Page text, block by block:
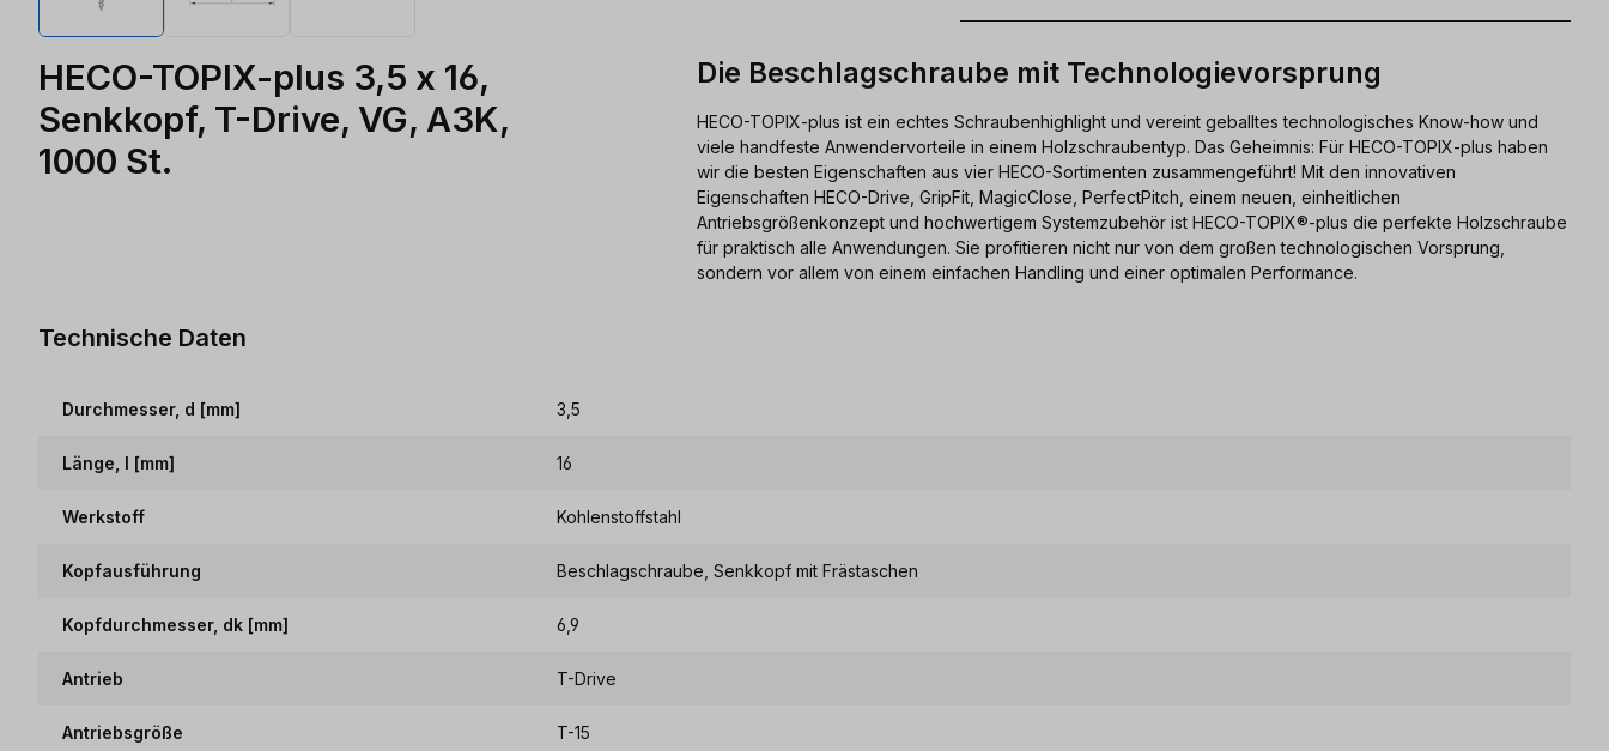
HECO-TOPIX-plus 3,5 x 16,
Senkkopf, T-Drive, VG, A3K,
1000 St.
Die Beschlagschraube mit Technologievorsprung
HECO-TOPIX-plus ist ein echtes Schraubenhighlight und vereint geballtes technologisches Know-how und
viele handfeste Anwendervorteile in einem Holzschraubentyp. Das Geheimnis: Für HECO-TOPIX-plus haben
wir die besten Eigenschaften aus vier HECO-Sortimenten zusammengeführt! Mit den innovativen
Eigenschaften HECO-Drive, GripFit, MagicClose, PerfectPitch, einem neuen, einheitlichen
Antriebsgrößenkonzept und hochwertigem Systemzubehör ist HECO-TOPIX®-plus die perfekte Holzschraube
für praktisch alle Anwendungen. Sie profitieren nicht nur von dem großen technologischen Vorsprung,
sondern vor allem von einem einfachen Handling und einer optimalen Performance.
Technische Daten
Durchmesser, d [mm] 3,5
Länge, l [mm] 16
Werkstoff Kohlenstoffstahl
Kopfausführung Beschlagschraube, Senkkopf mit Frästaschen
Kopfdurchmesser, dk [mm] 6,9
Antrieb T-Drive
Antriebsgröße T-15